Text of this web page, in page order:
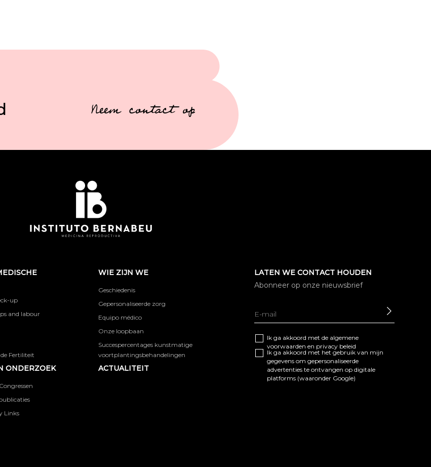
Neem contact op
up
and labour
Fertiliteit
ONDERZOEK
Links
WIE ZIJN WE
Geschiedenis
Gepersonaliseerde zorg
Equipo médico
Onze loopbaan
Succespercentages kunstmatige
voortplantingsbehandelingen
ACTUALITEIT
LATEN WE CONTACT HOUDEN
Abonneer op onze nieuwsbrief
Ik ga akkoord met de algemene
voorwaarden en privacy beleid
Ik ga akkoord met het gebruik van mijn
gegevens om gepersonaliseerde
advertenties te ontvangen op digitale
platforms (waaronder Google)